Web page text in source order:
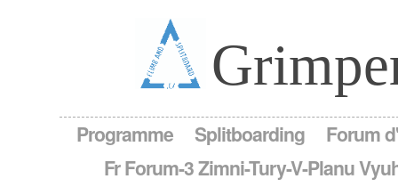
Programme Splitboarding
Forum
Fr Forum-3 Zimni-Tury-V-Planu